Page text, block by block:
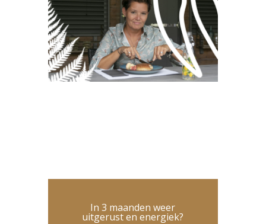
In 3 maanden weer
uitgerust en energiek?